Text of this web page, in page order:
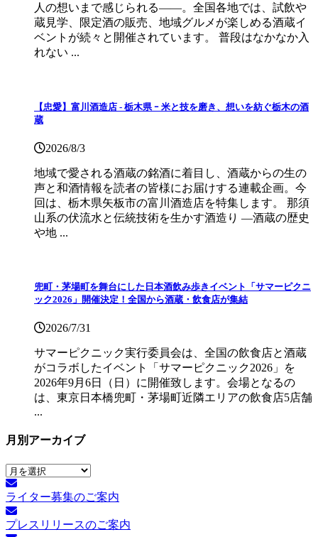
人の想いまで感じられる——。全国各地では、試飲や
蔵見学、限定酒の販売、地域グルメが楽しめる酒蔵イ
ベントが続々と開催されています。 普段はなかなか入
れない ...
【忠愛】富川酒造店 ‐ 栃木県 ｰ 米と技を磨き、想いを紡ぐ栃木の酒
蔵
2026/8/3
地域で愛される酒蔵の銘酒に着目し、酒蔵からの生の
声と和酒情報を読者の皆様にお届けする連載企画。今
回は、栃木県矢板市の富川酒造店を特集します。 那須
山系の伏流水と伝統技術を生かす酒造り ―酒蔵の歴史
や地 ...
兜町・茅場町を舞台にした日本酒飲み歩きイベント「サマーピクニ
ック2026」開催決定！全国から酒蔵・飲食店が集結
2026/7/31
サマーピクニック実⾏委員会は、全国の飲⾷店と酒蔵
がコラボしたイベント「サマーピクニック2026」を
2026年9月6日（日）に開催致します。会場となるの
は、東京日本橋兜町・茅場町近隣エリアの飲食店5店舗
...
月別アーカイブ
月
別
ア
ー
カ
ライター募集のご案内
プレスリリースのご案内